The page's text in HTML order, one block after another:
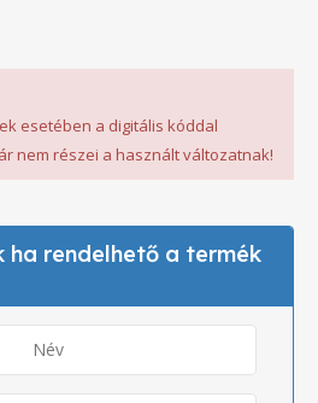
esetében a digitális kóddal
nem részei a használt változatnak!
ha rendelhető a termék